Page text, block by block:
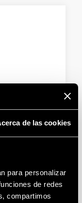
de las cookies
para personalizar
de redes
compartimos
- 37 kW